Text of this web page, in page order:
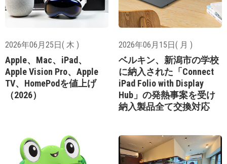
2026年06月25日( 木 )
Apple、Mac、iPad、
Apple Vision Pro、Apple
TV、HomePodを値上げ
（2026）
2026年06月15日( 月 )
ベルキン、新潟市の学校
に納入された「Connect
iPad Folio with Display
Hub」の発熱事案を受け
納入製品全て交換対応